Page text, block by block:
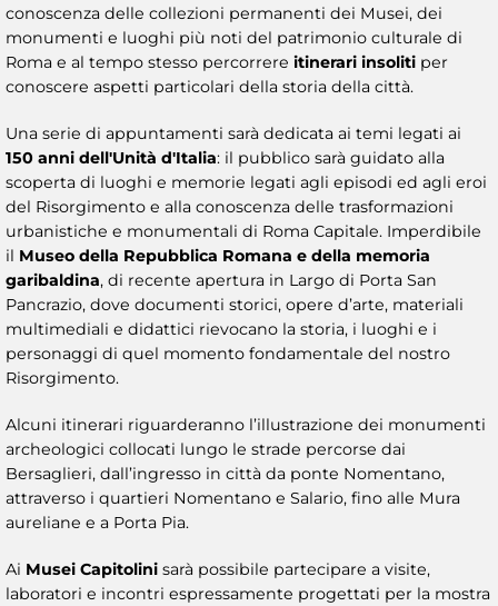
conoscenza delle collezioni permanenti dei Musei, dei
monumenti e luoghi più noti del patrimonio culturale di
Roma e al tempo stesso percorrere itinerari insoliti per
conoscere aspetti particolari della storia della città.
Una serie di appuntamenti sarà dedicata ai temi legati ai
150 anni dell'Unità d'Italia: il pubblico sarà guidato alla
scoperta di luoghi e memorie legati agli episodi ed agli eroi
del Risorgimento e alla conoscenza delle trasformazioni
urbanistiche e monumentali di Roma Capitale. Imperdibile
il Museo della Repubblica Romana e della memoria
garibaldina, di recente apertura in Largo di Porta San
Pancrazio, dove documenti storici, opere d’arte, materiali
multimediali e didattici rievocano la storia, i luoghi e i
personaggi di quel momento fondamentale del nostro
Risorgimento.
Alcuni itinerari riguarderanno l’illustrazione dei monumenti
archeologici collocati lungo le strade percorse dai
Bersaglieri, dall’ingresso in città da ponte Nomentano,
attraverso i quartieri Nomentano e Salario, fino alle Mura
aureliane e a Porta Pia.
Ai Musei Capitolini sarà possibile partecipare a visite,
laboratori e incontri espressamente progettati per la mostra